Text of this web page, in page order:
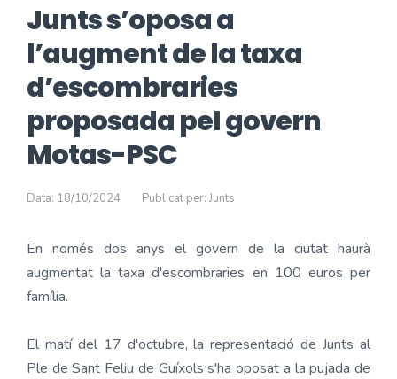
Junts s’oposa a
l’augment de la taxa
d’escombraries
proposada pel govern
Motas-PSC
Data: 18/10/2024 Publicat per: Junts
En només dos anys el govern de la ciutat haurà
augmentat la taxa d'escombraries en 100 euros per
família.
El matí del 17 d'octubre, la representació de Junts al
Ple de Sant Feliu de Guíxols s'ha oposat a la pujada de